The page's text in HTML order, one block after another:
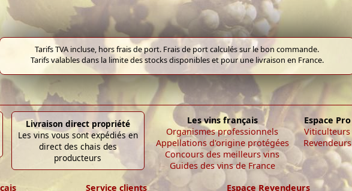
Tarifs TVA incluse, hors frais de port. Frais de port calculés sur le bon commande.
Tarifs valables dans la limite des stocks disponibles et pour une livraison en France.
Livraison direct propriété
Les vins vous sont expédiés en
direct des chais des
producteurs
Les vins français
Organismes professionnels
Appellations d'origine protégées
Concours des meilleurs vins
Guides des vins de France
Espace Pro
Viticulteurs
Revendeurs
Service clients
Espace Revendeurs